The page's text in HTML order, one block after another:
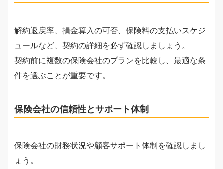
解約返戻率、損金算入の可否、保険料の支払いスケジ
ュールなど、契約の詳細を必ず確認しましょう。
契約前に複数の保険会社のプランを比較し、最適な条
件を選ぶことが重要です。
保険会社の信頼性とサポート体制
保険会社の財務状況や顧客サポート体制を確認しまし
ょう。